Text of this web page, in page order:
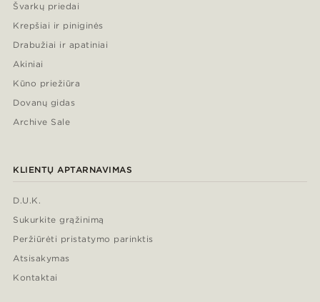
Švarkų priedai
Krepšiai ir piniginės
Drabužiai ir apatiniai
Akiniai
Kūno priežiūra
Dovanų gidas
Archive Sale
KLIENTŲ APTARNAVIMAS
D.U.K.
Sukurkite grąžinimą
Peržiūrėti pristatymo parinktis
Atsisakymas
Kontaktai